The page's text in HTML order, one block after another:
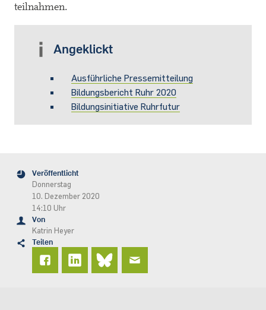
teilnahmen.
Angeklickt
Ausführliche Pressemitteilung
Bildungsbericht Ruhr 2020
Bildungsinitiative Ruhrfutur
Veröffentlicht
Donnerstag
10. Dezember 2020
14:10 Uhr
Von
Katrin Heyer
Teilen